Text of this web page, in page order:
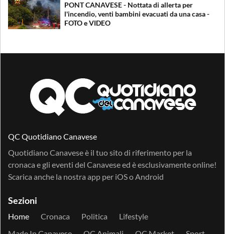
PONT CANAVESE - Nottata di allerta per
l'incendio, venti bambini evacuati da una casa -
FOTO e VIDEO
QC Quotidiano Canavese
Quotidiano Canavese è il tuo sito di riferimento per la
cronaca e gli eventi del Canavese ed è esclusivamente online!
Scarica anche la nostra app per iOSoAndroid
Sezioni
Home Cronaca Politica
Lifestyle